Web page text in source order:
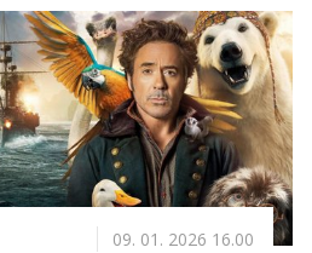
09. 01. 2026 16.00